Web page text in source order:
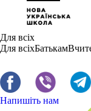
Для всіх
Для всіхБатькам
Напишіть нам